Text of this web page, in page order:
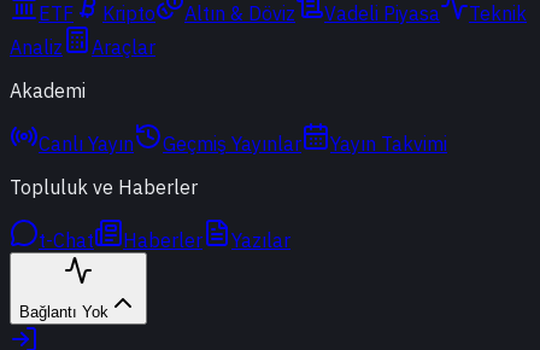
ETF
Kripto Altın & Döviz Vadeli Piyasa
Teknik
Analiz
Araçlar
Akademi
Canlı Yayın Geçmiş Yayınlar
Yayın Takvimi
Topluluk ve Haberler
t-Chat Haberler Yazılar
Bağlantı Yok